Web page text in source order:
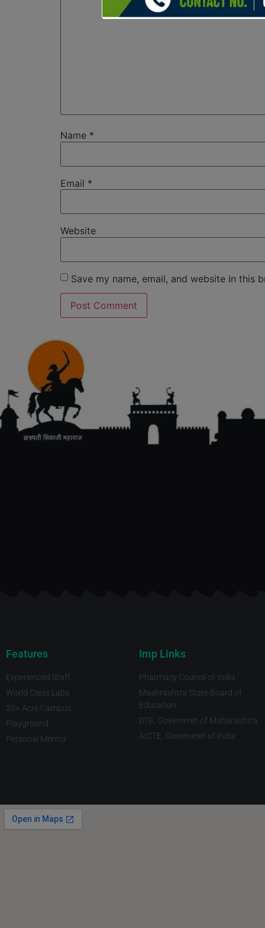
Name *
Email *
Website
Save my name, email, and website in this
Features
Experienced Staff
World Class Labs
20+ Acre Campus
Playground
Personal Mentor
Imp Links
Pharmacy Council of India
Mashrashtra State Board of
Education
DTE, Governmet of Maharashtra.
AICTE, Governmet of India